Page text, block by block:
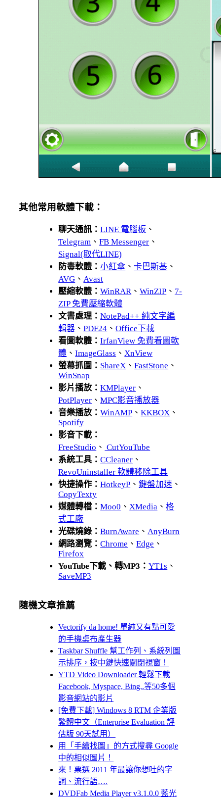
其他常用軟體下載：
聊天通訊：LINE 電腦板 、
Telegram 、FB Messenger 、
Signal(取代LINE)
防毒軟體：小紅傘 、卡巴斯基 、
AVG 、 Avast
壓縮軟體：WinRAR 、WinZIP 、 7-
ZIP 免費壓縮軟體
文書處理：NotePad++ 純文字編
輯器 、PDF24 、Office下載
看圖軟體：IrfanView 免費看圖軟
體 、ImageGlass 、 XnView
螢幕抓圖： ShareX 、FastStone 、
WinSnap
影片播放：KMPlayer 、
PotPlayer 、MPC影音播放器
音樂播放：WinAMP 、KKBOX 、
Spotify
影音下載：
FreeStudio 、 CutYouTube
系統工具：CCleaner 、
RevoUninstaller 軟體移除工具
快捷操作：HotkeyP 、鍵盤加速 、
CopyTexty
媒體轉檔：Moo0 、 XMedia 、格
式工廠
光碟燒錄：BurnAware 、 AnyBurn
網路瀏覽：Chrome 、Edge 、
Firefox
YouTube下載、轉MP3：YT1s 、
SaveMP3
隨機文章推薦
Vectorify da home! 單純又有點可愛
的手機桌布產生器
Taskbar Shuffle 幫工作列、系統列圖
示排序，按中鍵快速關閉視窗！
YTD Video Downloader 輕鬆下載
Facebook, Myspace, Bing..等50多個
影音網站的影片
[免費下載] Windows 8 RTM 企業版
繁體中文（Enterprise Evaluation 評
估版 90天試用）
用「手繪找圖」的方式搜尋 Google
中的相似圖片！
來！票選 2011 年最讓你想吐的字
詞、流行語….
DVDFab Media Player v3.1.0.0 藍光